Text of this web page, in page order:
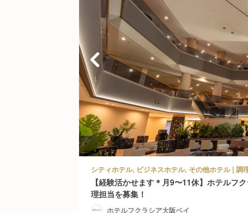
【経験活かせます＊月9〜11休】ホテルフ
理担当を募集！
ホテルフクラシア大阪ベイ